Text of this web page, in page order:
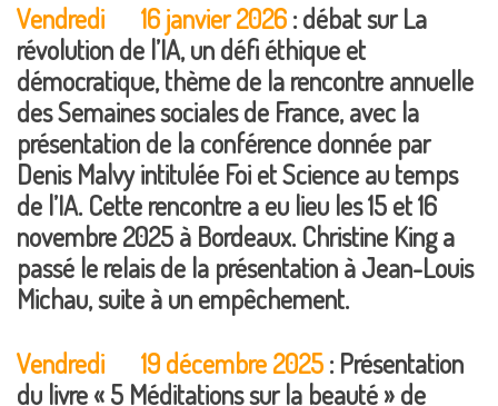
Vendredi 16 janvier 2026: débat sur La
révolution de l’IA, un défi éthique et
démocratique, thème de la rencontre annuelle
des Semaines sociales de France, avec la
présentation de la conférence donnée par
Denis Malvy intitulée Foi et Science au temps
de l’IA. Cette rencontre a eu lieu les 15 et 16
novembre 2025 à Bordeaux. Christine King a
passé le relais de la présentation à Jean-Louis
Michau, suite à un empêchement.
Vendredi 19 décembre 2025: Présentation
du livre « 5 Méditations sur la beauté » de